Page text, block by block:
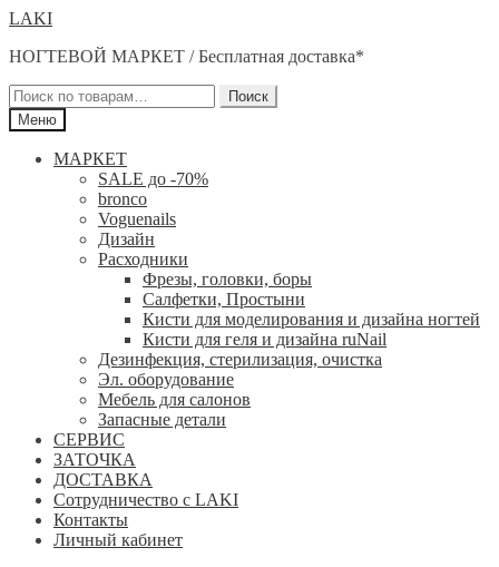
Перейти
навигации
Перейти
содержимому
LAKI
НОГТЕВОЙ МАРКЕТ / Бесплатная доставка*
Искать:
Поиск
Меню
МАРКЕТ
SALE до -70%
bronco
Voguenails
Дизайн
Расходники
Фрезы, головки, боры
Салфетки, Простыни
Кисти для моделирования и дизайна ногтей
Кисти для геля и дизайна ruNail
Дезинфекция, стерилизация, очистка
Эл. оборудование
Мебель для салонов
Запасные детали
СЕРВИС
ЗАТОЧКА
ДОСТАВКА
Сотрудничество с LAKI
Контакты
Личный кабинет